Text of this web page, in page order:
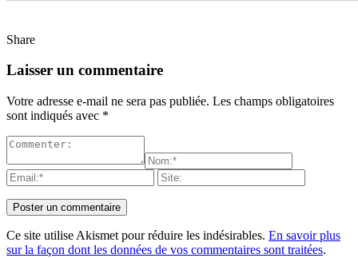
Share
Laisser un commentaire
Votre adresse e-mail ne sera pas publiée. Les champs obligatoires
sont indiqués avec *
Ce site utilise Akismet pour réduire les indésirables. En savoir plus
sur la façon dont les données de vos commentaires sont traitées.